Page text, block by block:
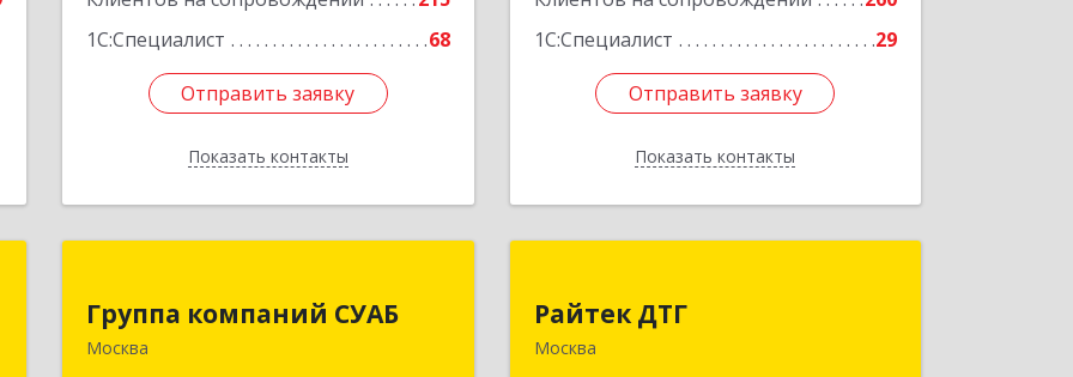
1С:Специалист
68
Отправить заявку
Показать контакты
Отправить заявку
Назад
1С:Специалист
29
Отправить заявку
Показать контакты
Подробнее
Отправить заявку
Назад
Группа компаний СУАБ
Москва
105082, Москва г, Почтовая Б. ул, дом
Райтек ДТГ
Москва
123112, Москва г, вн.тер.г.
муниципальный округ Пресненский,